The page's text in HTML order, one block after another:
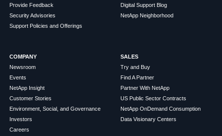
Provide Feedback
Security Advisories
Support Policies and Offerings
Digital Support Blog
NetApp Neighborhood
COMPANY
Newsroom
Events
NetApp Insight
Customer Stories
Environment, Social, and Governance
Investors
Careers
SALES
Try and Buy
Find A Partner
Partner With NetApp
US Public Sector Contracts
NetApp OnDemand Consumption
Data Visionary Centers